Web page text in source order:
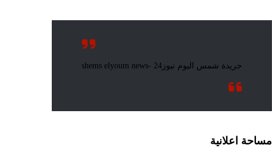
مساحة اعلانية